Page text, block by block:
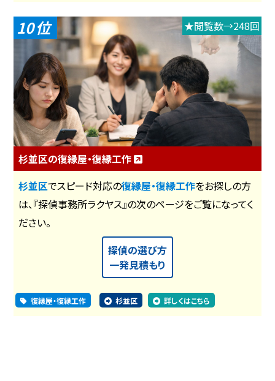
10 ★閲覧数→248回
杉並区の復縁屋・復縁工作
杉並区でスピード対応の復縁屋・復縁工作をお探しの方
は、『探偵事務所ラクヤス』の次のページをご覧になってく
ださい。
探偵の選び方
一発見積もり
復縁屋・復縁工作 杉並区 詳しくはこちら